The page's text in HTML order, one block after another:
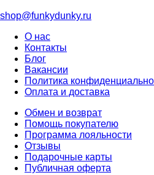
shop@funkydunky.ru
О нас
Контакты
Блог
Вакансии
Политика
Оплата и доставка
Обмен и возврат
Помощь покупателю
Программа лояльности
Отзывы
Подарочные карты
Публичная оферта